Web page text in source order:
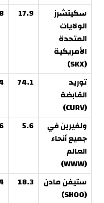
سكيتشرز
الولايات
المتحدة
الأمريكية
(SKX)
17.9
توريد
القابضة
(CURV)
74.1
ولفيرين في
جميع أنحاء
العالم
(WWW)
5.6
ستيفن مادن
(SHOO)
18.3